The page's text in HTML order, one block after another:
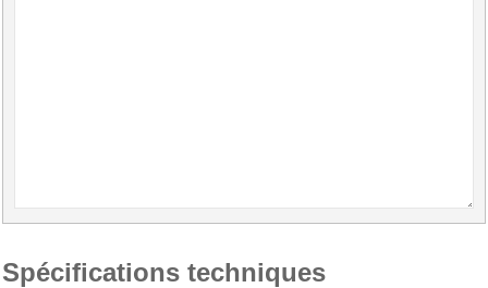
Spécifications techniques